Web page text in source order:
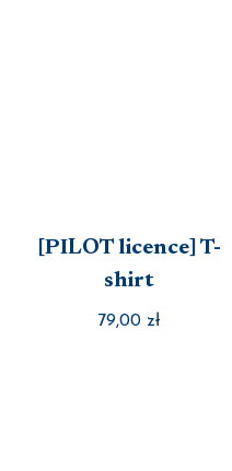
[PILOT licence] T-
shirt
79,00 zł